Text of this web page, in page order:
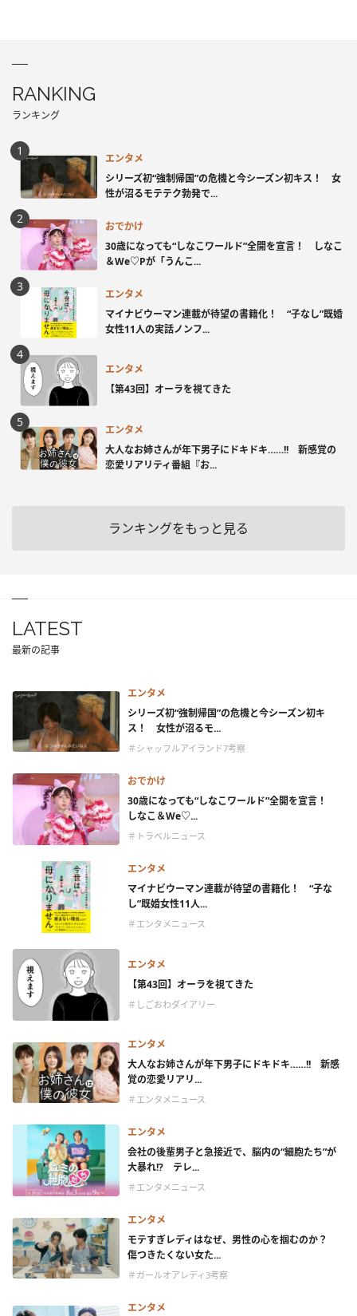
RANKING
ランキング
エンタメ
シリーズ初“強制帰国”の危機と今シーズン初キス！ 女
性が沼るモテテク勃発で...
おでかけ
30歳になっても“しなこワールド”全開を宣言！ しなこ
＆We♡Pが「うんこ...
エンタメ
マイナビウーマン連載が待望の書籍化！ “子なし”既婚
女性11人の実話ノンフ...
エンタメ
【第43回】オーラを視てきた
エンタメ
大人なお姉さんが年下男子にドキドキ……!! 新感覚の
恋愛リアリティ番組『お...
ランキングをもっと見る
LATEST
最新の記事
エンタメ
シリーズ初“強制帰国”の危機と今シーズン初キ
ス！ 女性が沼るモ...
＃シャッフルアイランド7考察
おでかけ
30歳になっても“しなこワールド”全開を宣言！
しなこ＆We♡...
＃トラベルニュース
エンタメ
マイナビウーマン連載が待望の書籍化！ “子な
し”既婚女性11人...
＃エンタメニュース
エンタメ
【第43回】オーラを視てきた
＃しごおわダイアリー
エンタメ
大人なお姉さんが年下男子にドキドキ……!! 新感
覚の恋愛リアリ...
＃エンタメニュース
エンタメ
会社の後輩男子と急接近で、脳内の“細胞たち”が
大暴れ!? テレ...
＃エンタメニュース
エンタメ
モテすぎレディはなぜ、男性の心を掴むのか？
傷つきたくない女た...
＃ガールオアレディ3考察
エンタメ